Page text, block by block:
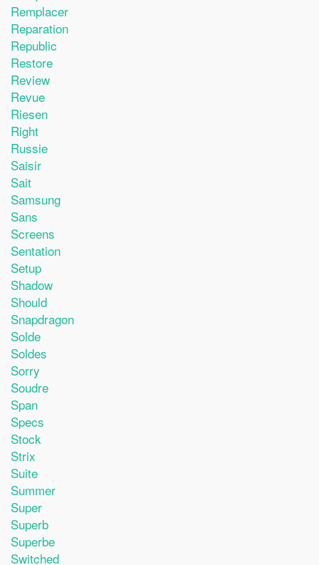
Remplacer
Reparation
Republic
Restore
Review
Revue
Riesen
Right
Russie
Saisir
Sait
Samsung
Sans
Screens
Sentation
Setup
Shadow
Should
Snapdragon
Solde
Soldes
Sorry
Soudre
Span
Specs
Stock
Strix
Suite
Summer
Super
Superb
Superbe
Switched